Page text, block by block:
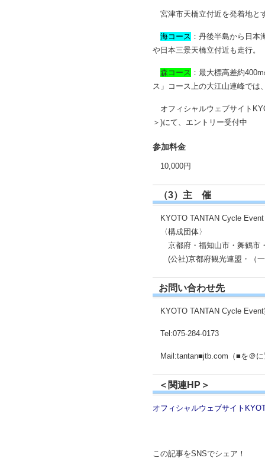
宮津市天橋立付近を発着地と
海コース ：丹後半島から日
や日本三景天橋立付近も走行。
森コース ：最大標高差約
ス」コース上の大江山連峰では
オフィシャルウェブサイト
＞)にて、エントリー受付中
参加料金
10,000円
（3）主 催
KYOTO TANTAN Cycle Event
〈構成団体〉
京都府・福知山市・舞鶴市・
(公社)京都府観光連盟・（一
お問い合わせ先
KYOTO TANTAN Cycle
Tel:075-284-0173
Mail:tantan■jtb.com（■を＠に
＜関連HP＞
オフィシャルウェブサイト
この記事をSNSでシェア！